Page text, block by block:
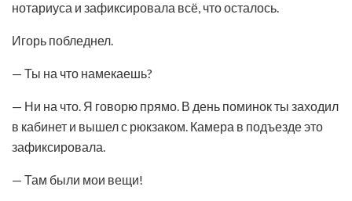
нотариуса и зафиксировала всё, что осталось.
Игорь побледнел.
— Ты на что намекаешь?
— Ни на что. Я говорю прямо. В день поминок ты заходил
в кабинет и вышел с рюкзаком. Камера в подъезде это
зафиксировала.
— Там были мои вещи!